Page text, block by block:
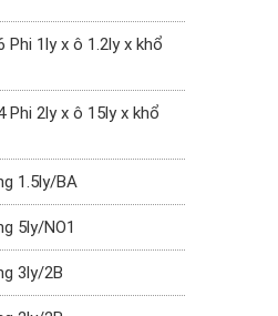
Phi 1ly x ô 1.2ly x khổ
Phi 2ly x ô 15ly x khổ
1.5ly/BA
5ly/NO1
3ly/2B